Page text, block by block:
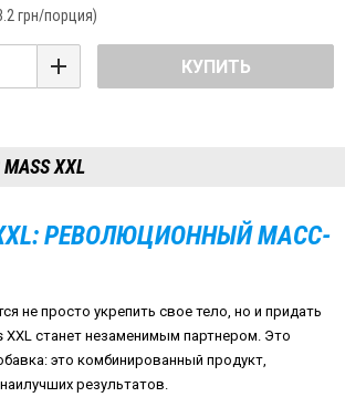
грн/порция)
КУПИТЬ
XXL
XXL: РЕВОЛЮЦИОННЫЙ МАСС-
не просто укрепить свое тело, но и придать
XXL станет незаменимым партнером. Это
это комбинированный продукт,
результатов.